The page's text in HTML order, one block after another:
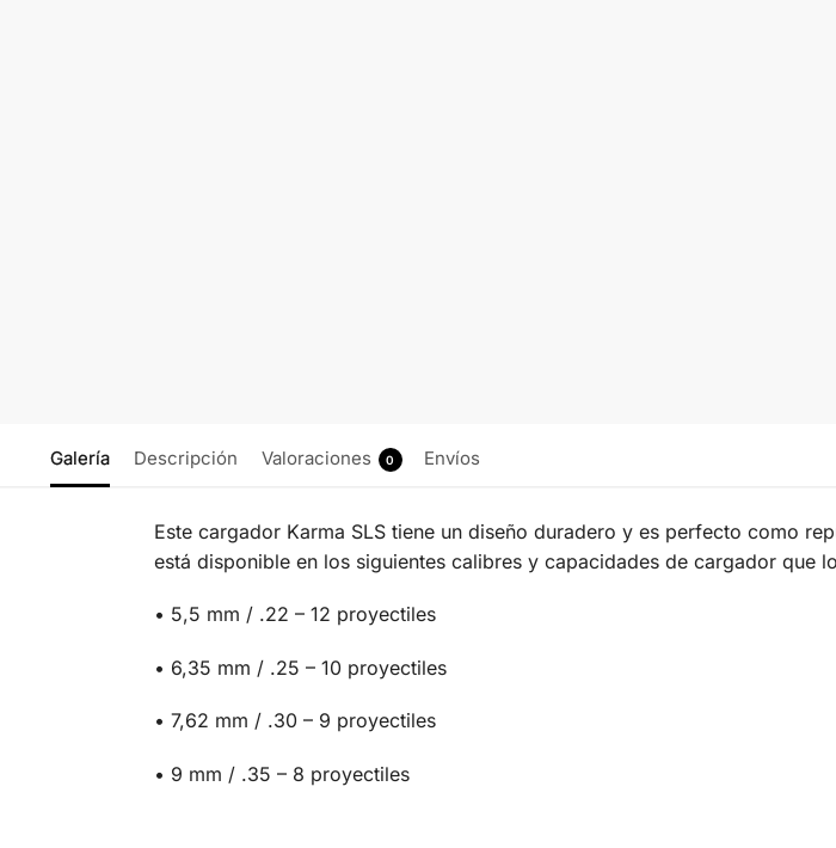
Galería Descripción Valoraciones 0 Envíos
Este cargador Karma SLS tiene un diseño duradero y es perfecto como
está disponible en los siguientes calibres y capacidades de cargador que
• 5,5 mm / .22 – 12 proyectiles
• 6,35 mm / .25 – 10 proyectiles
• 7,62 mm / .30 – 9 proyectiles
• 9 mm / .35 – 8 proyectiles